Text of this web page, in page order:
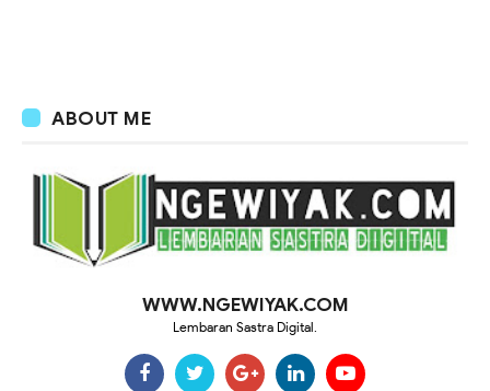
ABOUT ME
WWW.NGEWIYAK.COM
Lembaran Sastra Digital.